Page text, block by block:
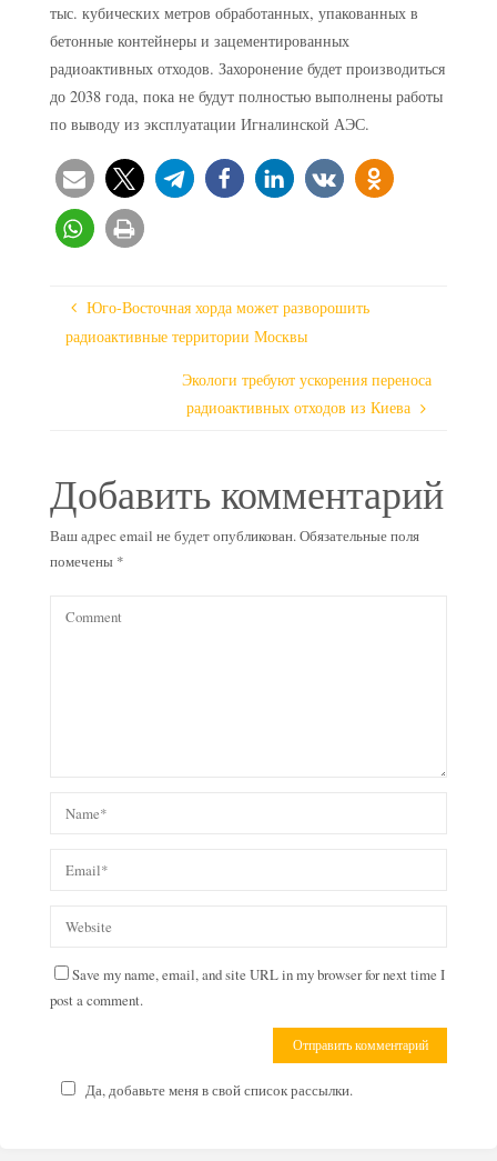
тыс. кубических метров обработанных, упакованных в
бетонные контейнеры и зацементированных
радиоактивных отходов. Захоронение будет производиться
до 2038 года, пока не будут полностью выполнены работы
по выводу из эксплуатации Игналинской АЭС.
Юго-Восточная хорда может разворошить
радиоактивные территории Москвы
Экологи требуют ускорения переноса
радиоактивных отходов из Киева
Добавить комментарий
Ваш адрес email не будет опубликован. Обязательные поля
помечены *
Save my name, email, and site URL in my browser for next time I
post a comment.
Да, добавьте меня в свой список рассылки.